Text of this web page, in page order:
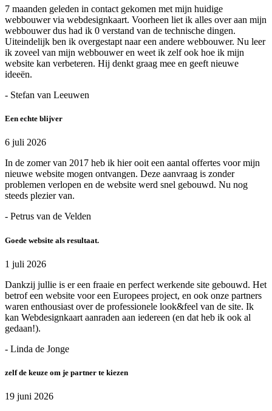
7 maanden geleden in contact gekomen met mijn huidige
webbouwer via webdesignkaart. Voorheen liet ik alles over aan mijn
webbouwer dus had ik 0 verstand van de technische dingen.
Uiteindelijk ben ik overgestapt naar een andere webbouwer. Nu leer
ik zoveel van mijn webbouwer en weet ik zelf ook hoe ik mijn
website kan verbeteren. Hij denkt graag mee en geeft nieuwe
ideeën.
- Stefan van Leeuwen
Een echte blijver
6 juli 2026
In de zomer van 2017 heb ik hier ooit een aantal offertes voor mijn
nieuwe website mogen ontvangen. Deze aanvraag is zonder
problemen verlopen en de website werd snel gebouwd. Nu nog
steeds plezier van.
- Petrus van de Velden
Goede website als resultaat.
1 juli 2026
Dankzij jullie is er een fraaie en perfect werkende site gebouwd. Het
betrof een website voor een Europees project, en ook onze partners
waren enthousiast over de professionele look&feel van de site. Ik
kan Webdesignkaart aanraden aan iedereen (en dat heb ik ook al
gedaan!).
- Linda de Jonge
zelf de keuze om je partner te kiezen
19 juni 2026